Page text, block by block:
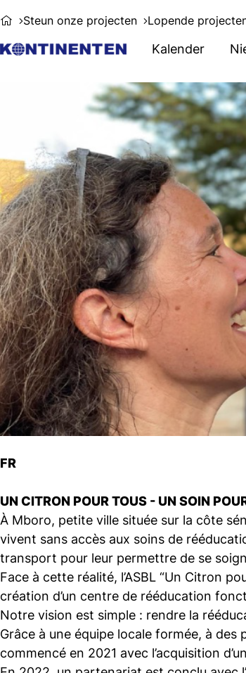
Kalender
Steun onze projecten Lopende
FR
UN CITRON POUR TOUS - UN SOIN
À Mboro, petite ville située sur la côte
vivent sans accès aux soins de
transport pour leur permettre de se
Face à cette réalité, l’ASBL “Un Citron
création d’un centre de rééducation
Notre vision est simple : rendre la
Grâce à une équipe locale formée, à
commencé en 2021 avec l’acquisition